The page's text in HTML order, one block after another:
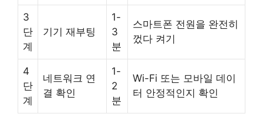
3
단
계
기기 재부팅
1-
3
분
스마트폰 전원을 완전히
껐다 켜기
4
단
계
네트워크 연
결 확인
1-
2
분
Wi-Fi 또는 모바일 데이
터 안정적인지 확인